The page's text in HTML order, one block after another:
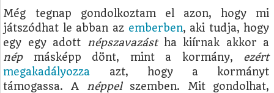
Még tegnap gondolkoztam el azon, hogy mi
játszódhat le abban az emberben, aki tudja, hogy
egy egy adott
népszavazástha kiírnak akkor a
népmásképp dönt, mint a kormány, ezért
megakadályozza azt, hogy a kormányt
támogassa. A
néppelszemben. Mit gondolhat,